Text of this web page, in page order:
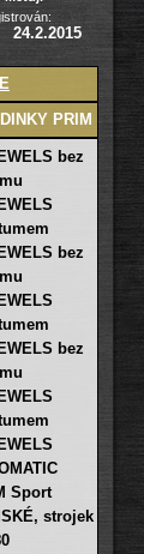
24.2.2015
PRIM
bez
bez
bez
Sport
strojek